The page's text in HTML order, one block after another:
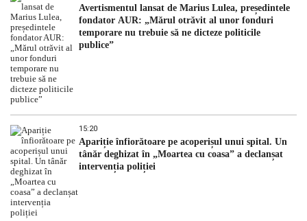
Avertismentul lansat de Marius Lulea, președintele
fondator AUR: „Mărul otrăvit al unor fonduri
temporare nu trebuie să ne dicteze politicile
publice”
15:20
Apariție înfiorătoare pe acoperișul unui spital. Un
tânăr deghizat în „Moartea cu coasa” a declanșat
intervenția poliției